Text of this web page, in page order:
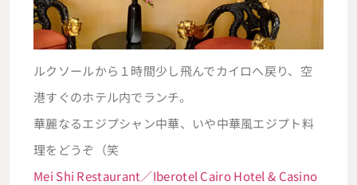
ルクソールから１時間少し飛んでカイロへ戻り、空
港すぐのホテル内でランチ。
華麗なるエジプシャン中華、いや中華風エジプト料
理をどうぞ（笑
Mei Shi Restaurant／Iberotel Cairo Hotel & Casino